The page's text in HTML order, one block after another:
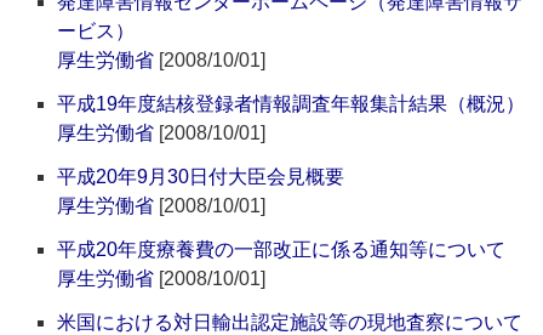
ービス）
厚生労働省 [2008/10/01]
平成19年度結核登録者情報調査年報集計結果（概況）
厚生労働省 [2008/10/01]
平成20年9月30日付大臣会見概要
厚生労働省 [2008/10/01]
平成20年度療養費の一部改正に係る通知等について
厚生労働省 [2008/10/01]
米国における対日輸出認定施設等の現地査察について